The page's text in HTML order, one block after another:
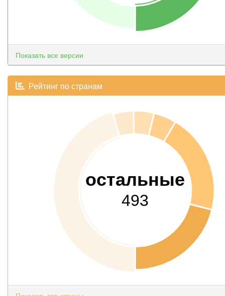
Показать все версии
Рейтинг по странам
остальные
493